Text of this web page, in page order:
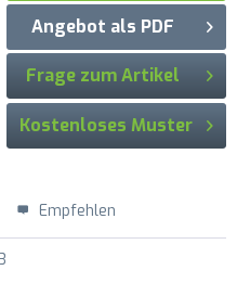
Angebot als PDF
Frage zum Artikel
Kostenloses Muster
Empfehlen